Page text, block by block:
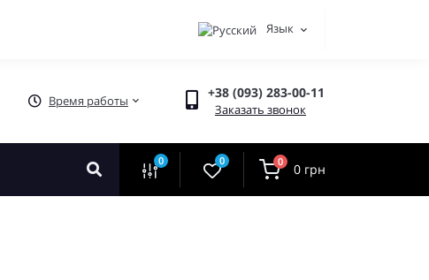
Язык
Время работы +38 (093) 283-00-11
Заказать звонок
0 0 0 0 грн